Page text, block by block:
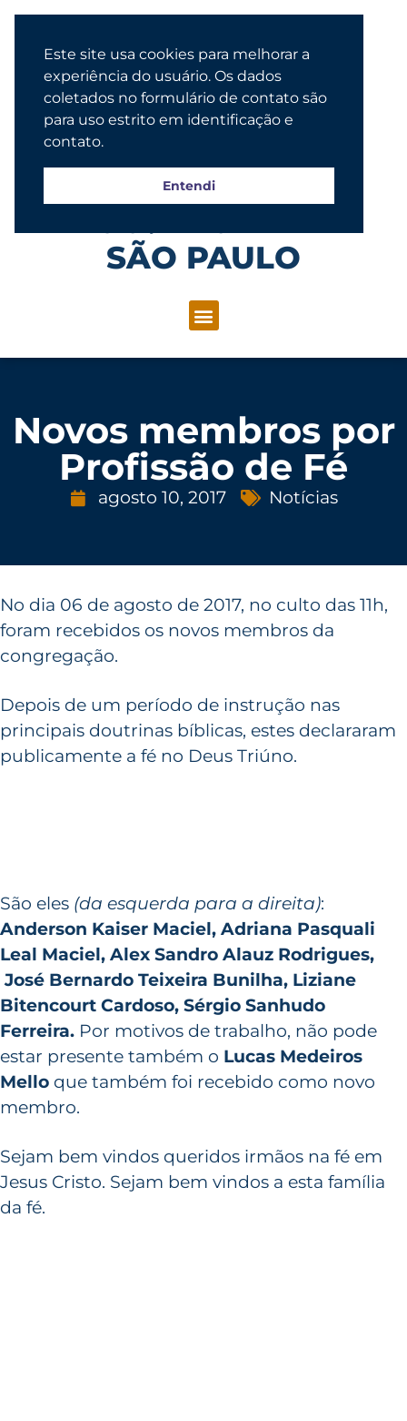
SÃO PAULO
Novos membros por
Profissão de Fé
agosto 10, 2017 Notícias
No dia 06 de agosto de 2017, no culto das 11h,
foram recebidos os novos membros da
congregação.
Depois de um período de instrução nas
principais doutrinas bíblicas, estes declararam
publicamente a fé no Deus Triúno.
São eles (da esquerda para a direita):
Anderson Kaiser Maciel, Adriana Pasquali
Leal Maciel, Alex Sandro Alauz Rodrigues,
José Bernardo Teixeira Bunilha, Liziane
Bitencourt Cardoso, Sérgio Sanhudo
Ferreira. Por motivos de trabalho, não pode
estar presente também o Lucas Medeiros
Mello que também foi recebido como novo
membro.
Sejam bem vindos queridos irmãos na fé em
Jesus Cristo. Sejam bem vindos a esta família
da fé.
Este site usa cookies para melhorar a
experiência do usuário. Os dados
coletados no formulário de contato são
para uso estrito em identificação e
contato.
Entendi